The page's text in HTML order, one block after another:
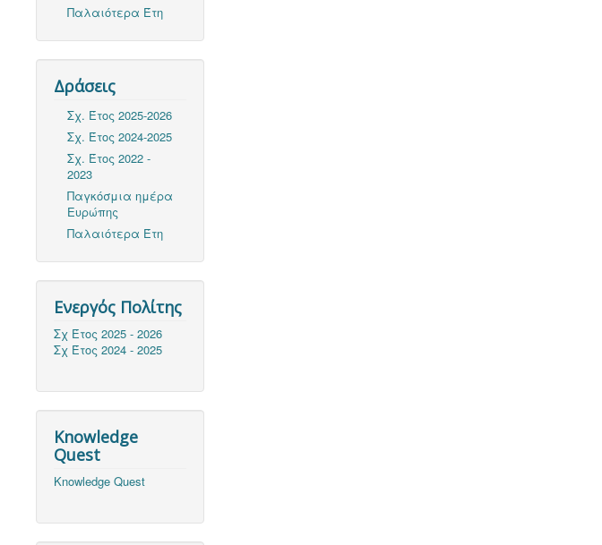
Παλαιότερα Έτη
Δράσεις
Σχ. Έτος 2025-2026
Σχ. Έτος 2024-2025
Σχ. Έτος 2022 -
2023
Παγκόσμια ημέρα
Ευρώπης
Παλαιότερα Έτη
Ενεργός Πολίτης
Σχ Έτος 2025 - 2026
Σχ Έτος 2024 - 2025
Knowledge
Quest
Knowledge Quest